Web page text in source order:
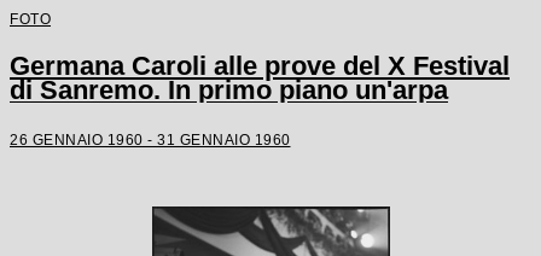
FOTO
Germana Caroli alle prove del X Festival
di Sanremo. In primo piano un'arpa
26 GENNAIO 1960 - 31 GENNAIO 1960